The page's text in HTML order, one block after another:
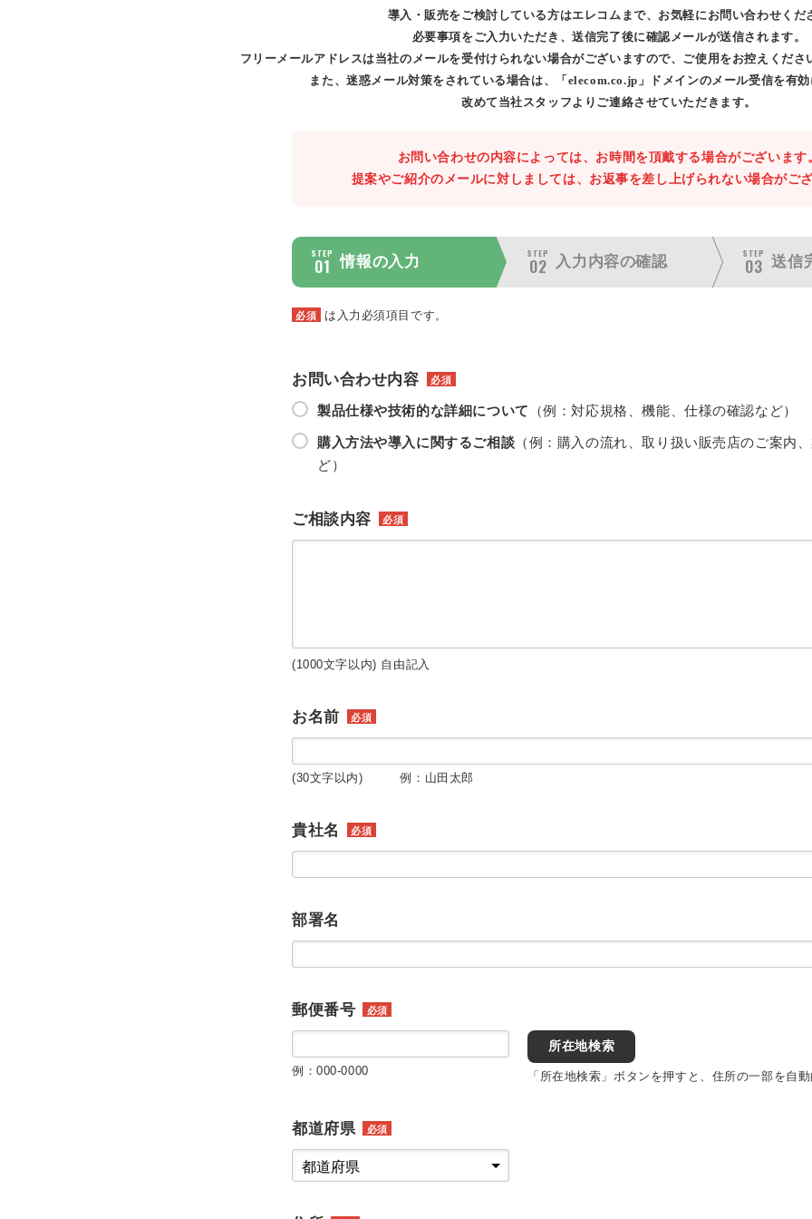
導入・販売をご検討している方はエレコムまで、お気軽にお問い合わせくだ
必要事項をご入力いただき、送信完了後に確認メールが送信されます。
フリーメールアドレスは当社のメールを受付けられない場合がございますので、ご使用をお控えくださ
また、迷惑メール対策をされている場合は、「elecom.co.jp」ドメインのメール受信を有効
改めて当社スタッフよりご連絡させていただきます。
お問い合わせの内容によっては、お時間を頂戴する場合がございます
提案やご紹介のメールに対しましては、お返事を差し上げられない場合がござ
STEP
01 情報の入力
STEP
02 入力内容の確認
STEP
03 送信
必須 は入力必須項目です。
お問い合わせ内容 必須
製品仕様や技術的な詳細について （例：対応規格、機能、仕様の確認など）
購入方法や導入に関するご相談 （例：購入の流れ、取り扱い販売店のご案内
ど）
ご相談内容 必須
(1000文字以内) 自由記入
お名前 必須
(30文字以内) 例：山田太郎
貴社名 必須
部署名
郵便番号 必須
例：000-0000
所在地検索
「所在地検索」ボタンを押すと、住所の一部を自動
都道府県 必須